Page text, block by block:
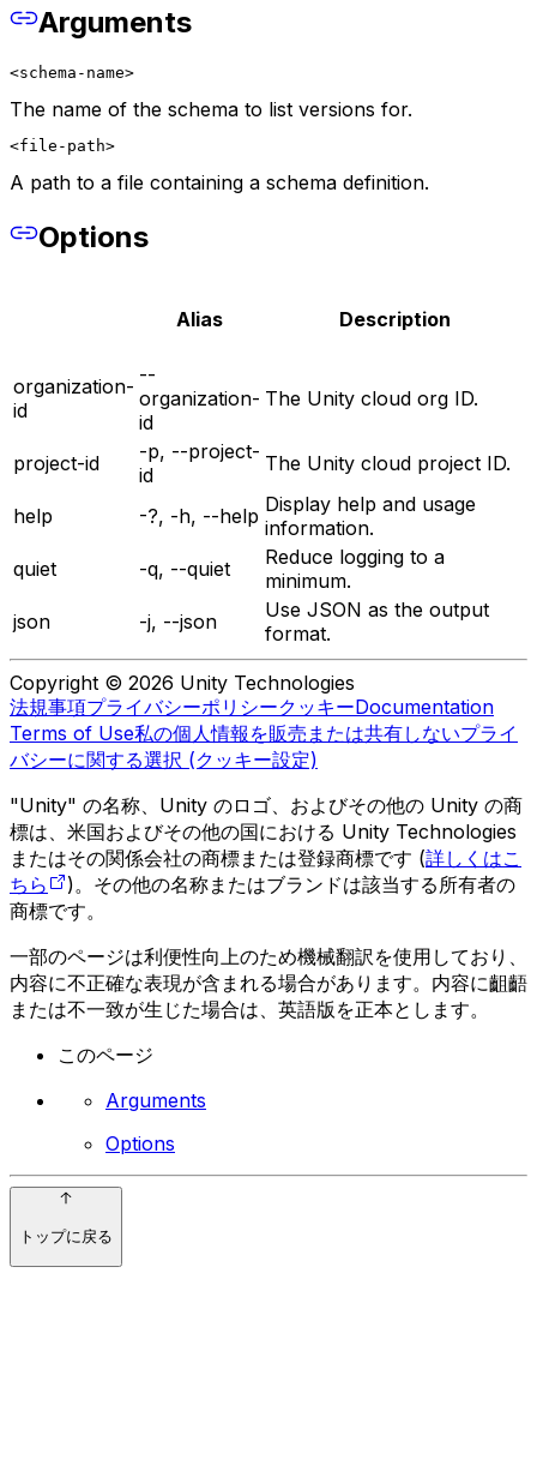
Arguments
<schema-name>
The name of the schema to list versions for.
<file-path>
A path to a file containing a schema definition.
Options
Alias Description
organization-
id
--
organization-
id
The Unity cloud org ID.
project-id
-p, --project-
id
The Unity cloud project ID.
help -?, -h, --help Display help and usage
information.
quiet
-q, --quiet
Reduce logging to a
minimum.
json
-j, --json
Use JSON as the output
format.
Copyright © 2026 Unity Technologies
法規事項プライバシーポリシークッキーDocumentation
Terms of Use私の個人情報を販売または共有しないプライ
バシーに関する選択 (クッキー設定)
"Unity" の名称、Unity のロゴ、およびその他の Unity の商
標は、米国およびその他の国における Unity Technologies
またはその関係会社の商標または登録商標です (詳しくはこ
ちら
)。その他の名称またはブランドは該当する所有者の
商標です。
一部のページは利便性向上のため機械翻訳を使用しており、
内容に不正確な表現が含まれる場合があります。内容に齟齬
または不一致が生じた場合は、英語版を正本とします。
このページ
Arguments
Options
トップに戻る